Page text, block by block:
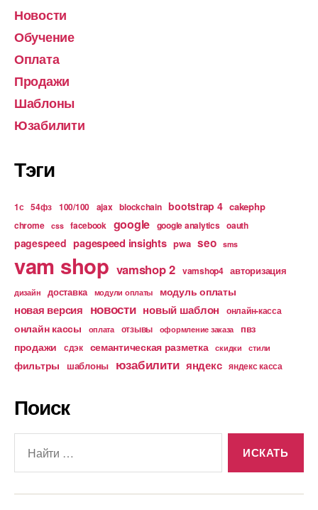
Новости
Обучение
Оплата
Продажи
Шаблоны
Юзабилити
Тэги
1с 54фз 100/100 ajax blockchain bootstrap 4 cakephp
chrome css facebook google google analytics oauth
pagespeed pagespeed insights pwa seo sms
vam shop vamshop 2 vamshop4 авторизация
дизайн доставка модули оплаты модуль оплаты
новая версия новости новый шаблон онлайн-касса
онлайн кассы оплата отзывы оформление заказа пвз
продажи сдэк семантическая разметка скидки стили
фильтры шаблоны юзабилити яндекс яндекс касса
Поиск